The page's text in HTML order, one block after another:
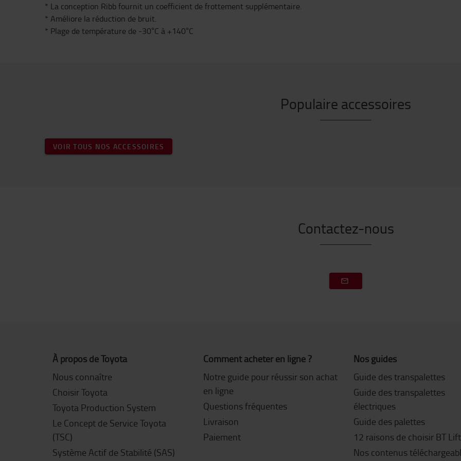
* La conception Ribb fournit un coefficient de frottement supplémentaire.
* Améliore la réduction de bruit.
* Plage de température de -30°C à +140°C
Populaire accessoires
VOIR TOUS NOS ACCESSOIRES
Contactez-nous
À propos de Toyota
Nous connaître
Choisir Toyota
Toyota Production System
Le Concept de Service Toyota
(TSC)
Système Actif de Stabilité (SAS)
Comment acheter en ligne ?
Notre guide pour réussir son achat
en ligne
Questions fréquentes
Livraison
Paiement
Nos guides
Guide des transpalettes
Guide des transpalettes
électriques
Guide des palettes
12 raisons de choisir BT
Nos contenus